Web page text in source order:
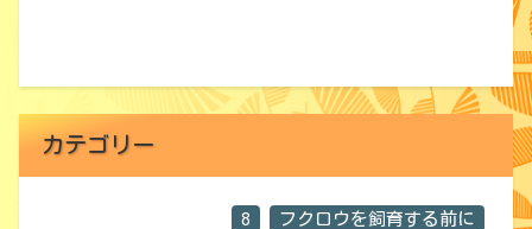
カテゴリー
フクロウを飼育する前に
8